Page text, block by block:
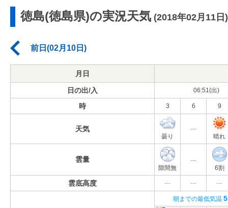
徳島(徳島県)の実況天気 (2018年02月11日)
前日(02月10日)
月日
日の出/入 06:51(出)
時 3 6 9
天気
曇り
---
晴れ
雲量
隙間無
---
6割
雲底高度 --- --- ---
朝までの最低気温